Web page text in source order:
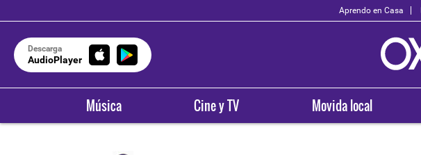
Aprendo en Casa
Descarga
AudioPlayer
Música Cine y TV Movida local